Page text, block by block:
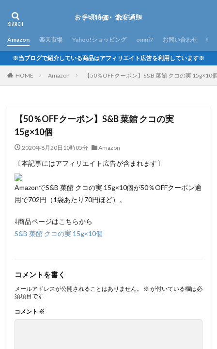
Amazon 楽天市場 Yahoo!ショッピング omni7 お問い合わせ
※当ブログで紹介している商品はアフィリエイト広告を利用しています※
HOME Amazon 【50％OFFクーポン】S&B 菜館 クコの実 15g×10
【50％OFFクーポン】S&B 菜館 クコの実
15g×10個
2020年8月20日10時05分 Amazon
〔本記事にはアフィリエイト広告が含まれます〕
AmazonでS&B 菜館 クコの実 15g×10個が50％OFFクーポン適
用で702円（1袋あたり70円ほど）。
⇩商品ページはこちらから
S&B 菜館 クコの実 15g×10個
コメントを書く
メールアドレスが公開されることはありません。 ※ が付いている欄は必
須項目です
コメント ※